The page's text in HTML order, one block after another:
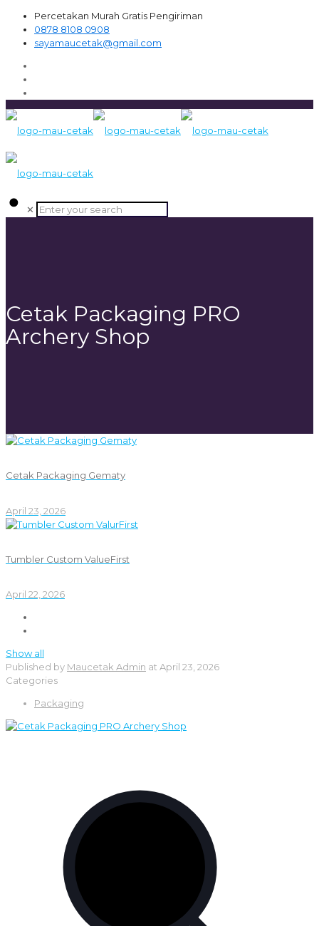
Percetakan Murah Gratis Pengiriman
0878 8108 0908
sayamaucetak@gmail.com
✕
Cetak Packaging PRO
Archery Shop
Cetak Packaging Gematy
April 23, 2026
Tumbler Custom ValueFirst
April 22, 2026
Show all
Published by Maucetak Admin at April 23, 2026
Categories
Packaging